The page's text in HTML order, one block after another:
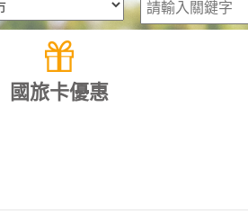
國旅卡優惠